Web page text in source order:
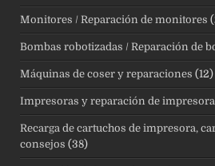
Monitores / Reparación de monitores
Bombas robotizadas / Reparación de
Máquinas de coser y reparaciones (12)
Impresoras y reparación de
Recarga de cartuchos de impresora,
consejos (38)